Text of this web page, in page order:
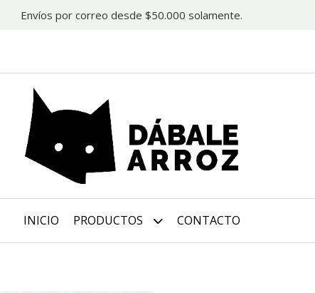
Envíos por correo desde $50.000 solamente.
INICIO PRODUCTOS CONTACTO